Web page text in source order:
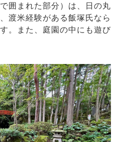
囲まれた部分）は、日の丸
渡米経験がある飯塚氏なら
。また、庭園の中にも遊び